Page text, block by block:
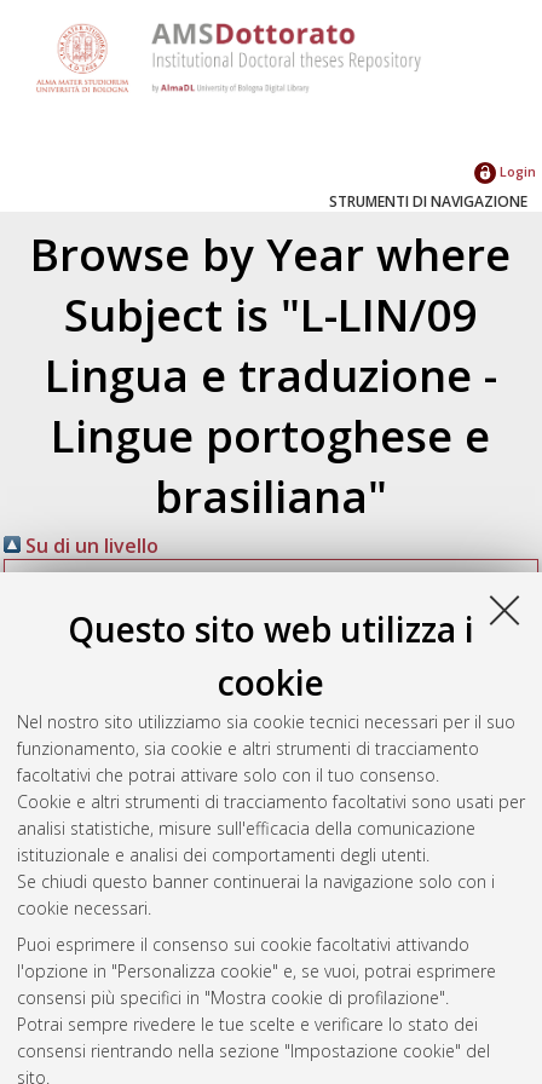
Questo sito web utilizza i
cookie
Nel nostro sito utilizziamo sia cookie tecnici necessari per il suo
funzionamento, sia cookie e altri strumenti di tracciamento
facoltativi che potrai attivare solo con il tuo consenso.
Cookie e altri strumenti di tracciamento facoltativi sono usati per
analisi statistiche, misure sull'efficacia della comunicazione
istituzionale e analisi dei comportamenti degli utenti.
Se chiudi questo banner continuerai la navigazione solo con i
cookie necessari.
Puoi esprimere il consenso sui cookie facoltativi attivando
l'opzione in "Personalizza cookie" e, se vuoi, potrai esprimere
consensi più specifici in "Mostra cookie di profilazione".
Potrai sempre rivedere le tue scelte e verificare lo stato dei
consensi rientrando nella sezione "Impostazione cookie" del
sito.
Login
STRUMENTI DI NAVIGAZIONE
Browse by Year where
Subject is "L-LIN/09
Lingua e traduzione -
Lingue portoghese e
brasiliana"
Su di un livello
Area 10 - Scienze dell'antichità, filologico-
L-LIN/09 Lingua e traduzione - Lingue
portoghese e brasiliana
Seleziona una voce dall'elenco sottostante.
2013(1)
Atom
Rss 1.0
Rss 2.0